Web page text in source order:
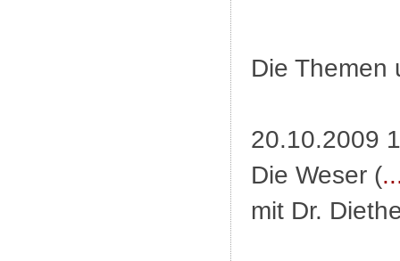
Die Themen
20.10.2009
Die Weser (
mit Dr.